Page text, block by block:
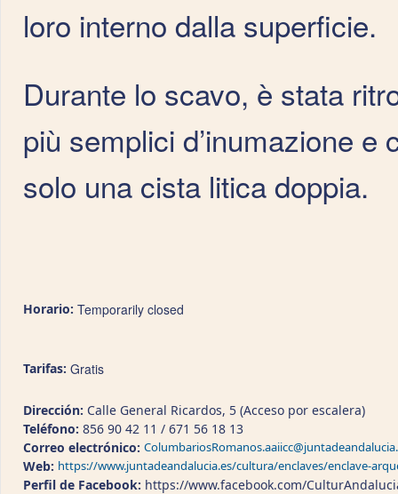
loro interno dalla superficie.
Durante lo scavo, è stata
più semplici d’inumazione
solo una cista litica doppia.
Horario: Temporarily closed
Tarifas: Gratis
Dirección: Calle General Ricardos, 5 (Acceso por escalera)
Teléfono: 856 90 42 11 / 671 56 18 13
Correo electrónico:
Web: https://www.juntadeandalucia.es/cultura/enclaves/enclave-
Perfil de Facebook: https://www.facebook.com/